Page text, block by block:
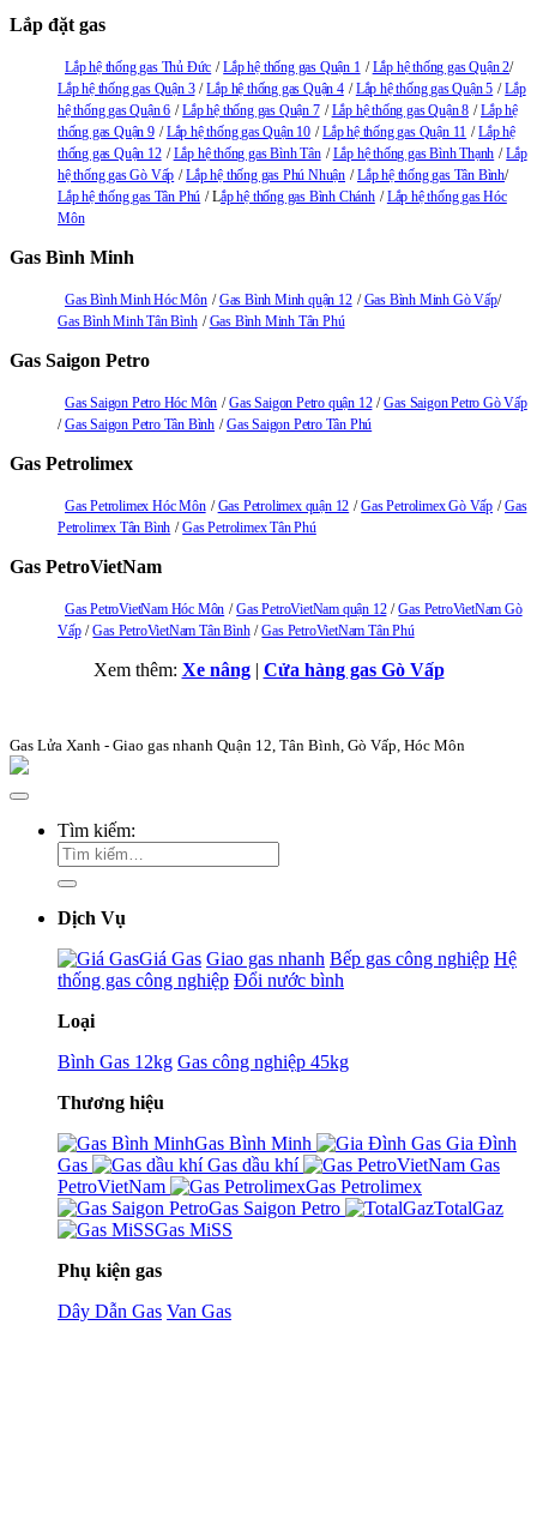
Lắp đặt gas
Lắp hệ thống gas Thủ Đức Lắp hệ thống gas Quận 1
Lắp hệ thống gas Quận 2
Lắp hệ thống gas Quận 3
Lắp hệ thống gas Quận 4 Lắp hệ thống gas Quận 5
Lắp
hệ thống gas Quận 6
Lắp hệ thống gas Quận 7 Lắp hệ thống gas Quận 8
Lắp hệ
thống gas Quận 9
Lắp hệ thống gas Quận 10 Lắp hệ thống gas Quận 11
Lắp hệ
thống gas Quận 12
Lắp hệ thống gas Bình Tân Lắp hệ thống gas Bình Thạnh
Lắp
hệ thống gas Gò Vấp
Lắp hệ thống gas Phú Nhuận
Lắp hệ thống gas Tân Bình
Lắp hệ thống gas Tân Phú
Lắp hệ thống gas Bình Chánh
Lắp hệ thống gas Hóc
Môn
Gas Bình Minh
Gas Bình Minh Hóc Môn Gas Bình Minh quận 12
Gas Bình Minh Gò Vấp
Gas Bình Minh Tân Bình
Gas Bình Minh Tân Phú
Gas Saigon Petro
Gas Saigon Petro Hóc Môn Gas Saigon Petro quận 12
Gas Saigon Petro Gò Vấp
Gas Saigon Petro Tân Bình
Gas Saigon Petro Tân Phú
Gas Petrolimex
Gas Petrolimex Hóc Môn Gas Petrolimex quận 12 Gas Petrolimex Gò Vấp
Gas
Petrolimex Tân Bình
Gas Petrolimex Tân Phú
Gas PetroVietNam
Gas PetroVietNam Hóc Môn Gas PetroVietNam quận 12
Gas PetroVietNam Gò
Vấp
Gas PetroVietNam Tân Bình Gas PetroVietNam Tân Phú
Xem thêm: Xe nâng| Cửa hàng gas Gò Vấp
Gas Lửa Xanh - Giao gas nhanh Quận 12, Tân Bình, Gò Vấp, Hóc Môn
Tìm kiếm:
Dịch Vụ
Giá Gas Giao gas nhanh Bếp gas công nghiệp Hệ
thống gas công nghiệp Đổi nước bình
Loại
Bình Gas 12kg Gas công nghiệp 45kg
Thương hiệu
Gas Bình Minh
Gia Đình
Gas
Gas dầu khí
Gas
PetroVietNam
Gas Petrolimex
Gas Saigon Petro
TotalGaz
Gas MiSS
Phụ kiện gas
Dây Dẫn Gas Van Gas